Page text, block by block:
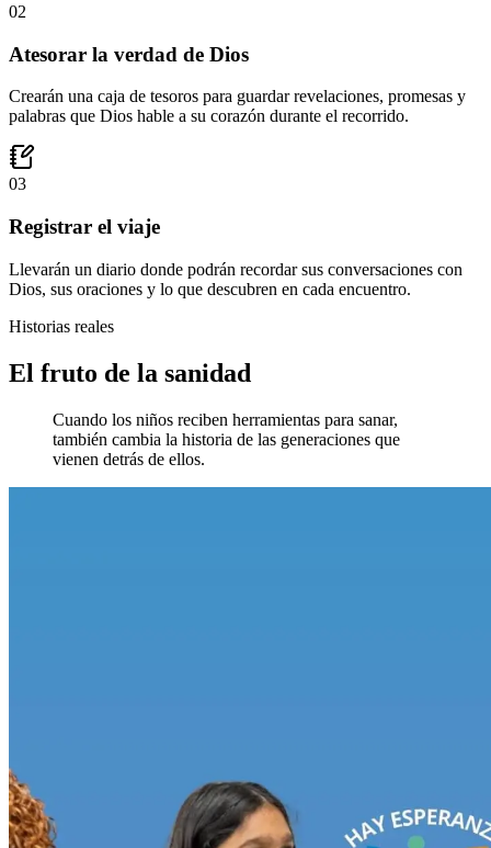
02
Atesorar la verdad de Dios
Crearán una caja de tesoros para guardar revelaciones, promesas y
palabras que Dios hable a su corazón durante el recorrido.
03
Registrar el viaje
Llevarán un diario donde podrán recordar sus conversaciones con
Dios, sus oraciones y lo que descubren en cada encuentro.
Historias reales
El fruto de la sanidad
Cuando los niños reciben herramientas para sanar,
también cambia la historia de las generaciones que
vienen detrás de ellos.